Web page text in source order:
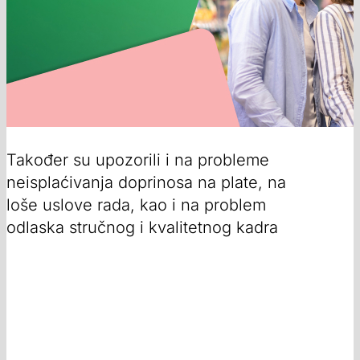
Također su upozorili i na probleme
neisplaćivanja doprinosa na plate, na
loše uslove rada, kao i na problem
odlaska stručnog i kvalitetnog kadra